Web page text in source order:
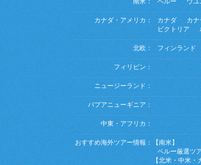
南米： ペルー ウユ
カナダ・アメリカ： カナダ カナ
ビクトリア
北欧： フィンランド
フィリピン：
ニュージーランド：
パプアニューギニア：
中東・アフリカ：
おすすめ海外ツアー情報：
【南米】
ペルー厳選ツ
【北米・中米・